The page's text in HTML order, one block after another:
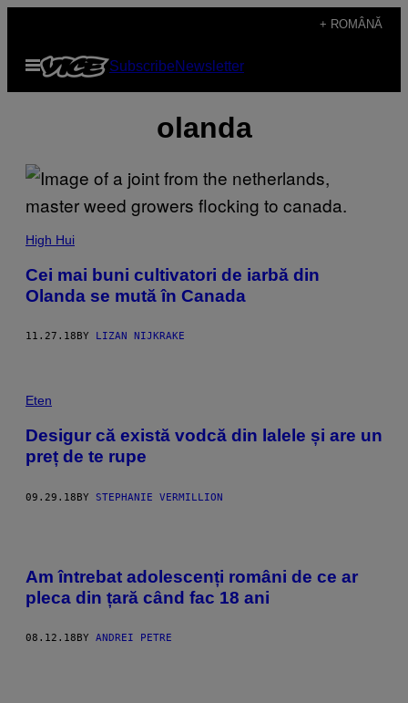
content
+ ROMÂNĂ
Open
Menu
SubscribeNewsletter
olanda
High Hui
Cei mai buni cultivatori de iarbă din
Olanda se mută în Canada
11.27.18 BY LIZAN NIJKRAKE
Eten
Desigur că există vodcă din lalele și are un
preț de te rupe
09.29.18BY STEPHANIE VERMILLION
Am întrebat adolescenți români de ce ar
pleca din țară când fac 18 ani
08.12.18 BY ANDREI PETRE